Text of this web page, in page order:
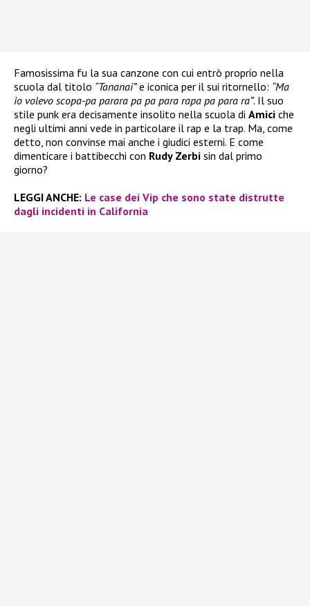
Famosissima fu la sua canzone con cui entrò proprio nella
scuola dal titolo “Tananai”e iconica per il sui ritornello: “Ma
io volevo scopa-pa parara pa pa para rapa pa para ra”. Il suo
stile punk era decisamente insolito nella scuola di Amici che
negli ultimi anni vede in particolare il rap e la trap. Ma, come
detto, non convinse mai anche i giudici esterni. E come
dimenticare i battibecchi con Rudy Zerbi sin dal primo
giorno?
LEGGI ANCHE: Le case dei Vip che sono state distrutte
dagli incidenti in California